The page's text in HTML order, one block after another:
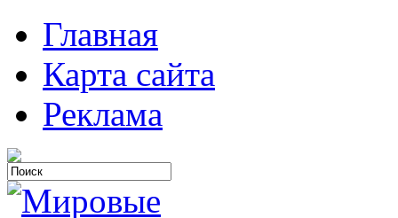
Главная
Карта сайта
Реклама